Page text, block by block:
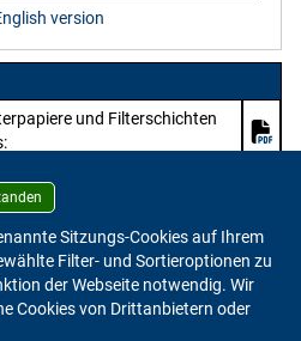
und Filterschichten
des-entwurfs-zur-
bfr-empfehlungen-zu-papier-
im-lebensmittelkontakt/)
version
Sitzungs-Cookies auf Ihrem
Filter- und Sortieroptionen zu
der Webseite notwendig. Wir
Cookies von Drittanbietern oder